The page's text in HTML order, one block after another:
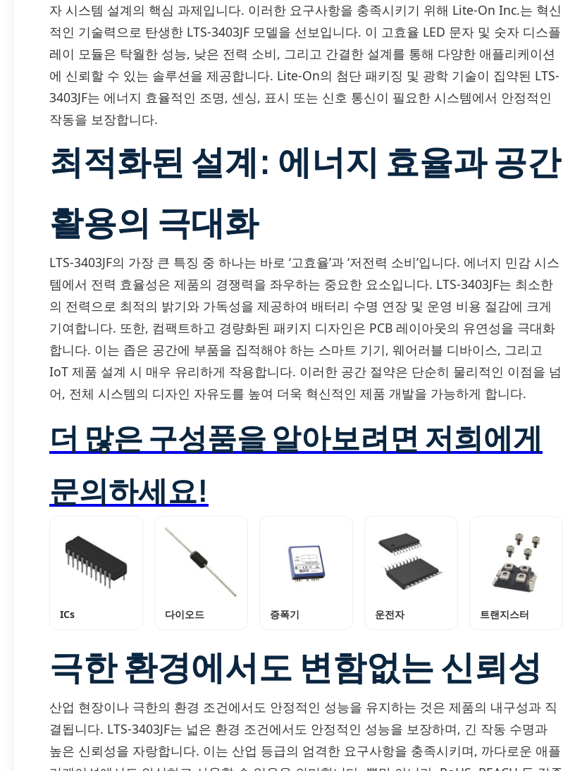
자 시스템 설계의 핵심 과제입니다. 이러한 요구사항을 충족시키기 위해 Lite-On Inc.는 혁신
적인 기술력으로 탄생한 LTS-3403JF 모델을 선보입니다. 이 고효율 LED 문자 및 숫자 디스플
레이 모듈은 탁월한 성능, 낮은 전력 소비, 그리고 간결한 설계를 통해 다양한 애플리케이션
에 신뢰할 수 있는 솔루션을 제공합니다. Lite-On의 첨단 패키징 및 광학 기술이 집약된 LTS-
3403JF는 에너지 효율적인 조명, 센싱, 표시 또는 신호 통신이 필요한 시스템에서 안정적인
작동을 보장합니다.
최적화된 설계: 에너지 효율과 공간
활용의 극대화
LTS-3403JF의 가장 큰 특징 중 하나는 바로 ‘고효율’과 ‘저전력 소비’입니다. 에너지 민감 시스
템에서 전력 효율성은 제품의 경쟁력을 좌우하는 중요한 요소입니다. LTS-3403JF는 최소한
의 전력으로 최적의 밝기와 가독성을 제공하여 배터리 수명 연장 및 운영 비용 절감에 크게
기여합니다. 또한, 컴팩트하고 경량화된 패키지 디자인은 PCB 레이아웃의 유연성을 극대화
합니다. 이는 좁은 공간에 부품을 집적해야 하는 스마트 기기, 웨어러블 디바이스, 그리고
IoT 제품 설계 시 매우 유리하게 작용합니다. 이러한 공간 절약은 단순히 물리적인 이점을 넘
어, 전체 시스템의 디자인 자유도를 높여 더욱 혁신적인 제품 개발을 가능하게 합니다.
더 많은 구성품을 알아보려면 저희에게
문의하세요!
ICs 다이오드 증폭기 운전자 트랜지스터
극한 환경에서도 변함없는 신뢰성
산업 현장이나 극한의 환경 조건에서도 안정적인 성능을 유지하는 것은 제품의 내구성과 직
결됩니다. LTS-3403JF는 넓은 환경 조건에서도 안정적인 성능을 보장하며, 긴 작동 수명과
높은 신뢰성을 자랑합니다. 이는 산업 등급의 엄격한 요구사항을 충족시키며, 까다로운 애플